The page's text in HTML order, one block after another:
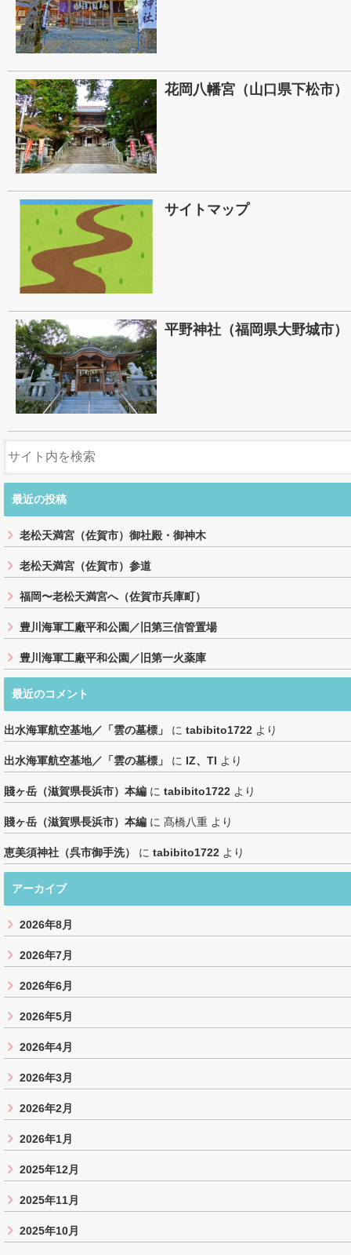
花岡八幡宮（山口県下松市）
サイトマップ
平野神社（福岡県大野城市）
最近の投稿
老松天満宮（佐賀市）御社殿・御神木
老松天満宮（佐賀市）参道
福岡〜老松天満宮へ（佐賀市兵庫町）
豊川海軍工廠平和公園／旧第三信管置場
豊川海軍工廠平和公園／旧第一火薬庫
最近のコメント
出水海軍航空基地／「雲の墓標」 に tabibito1722 より
出水海軍航空基地／「雲の墓標」 に IZ、TI より
賤ヶ岳（滋賀県長浜市）本編 に tabibito1722 より
賤ヶ岳（滋賀県長浜市）本編 に 髙橋八重 より
恵美須神社（呉市御手洗） に tabibito1722 より
アーカイブ
2026年8月
2026年7月
2026年6月
2026年5月
2026年4月
2026年3月
2026年2月
2026年1月
2025年12月
2025年11月
2025年10月